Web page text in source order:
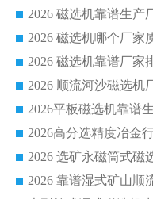
2026 磁选机哪个厂家